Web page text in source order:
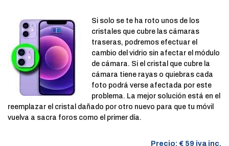
Si solo se te ha roto unos de los
cristales que cubre las cámaras
traseras, podremos efectuar el
cambio del vidrio sin afectar el módulo
de cámara. Si el cristal que cubre la
cámara tiene rayas o quiebras cada
foto podrá verse afectada por este
problema. La mejor solución está en el
reemplazar el cristal dañado por otro nuevo para que tu móvil
vuelva a sacra foros como el primer día.
Precio: € 59 iva inc.